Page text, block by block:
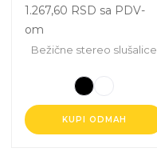
1.267,60 RSD sa PDV-
om
Bežične stereo slušalice
KUPI ODMAH